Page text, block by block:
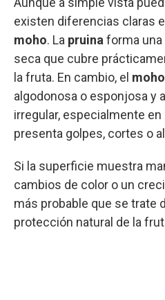
existen diferencias claras
moho. La pruina forma una
seca que cubre
la fruta. En cambio, el moho
algodonosa o esponjosa y
irregular, especialmente
presenta golpes, cortes o
Si la superficie muestra
cambios de color o un
más probable que se trate
protección natural de la